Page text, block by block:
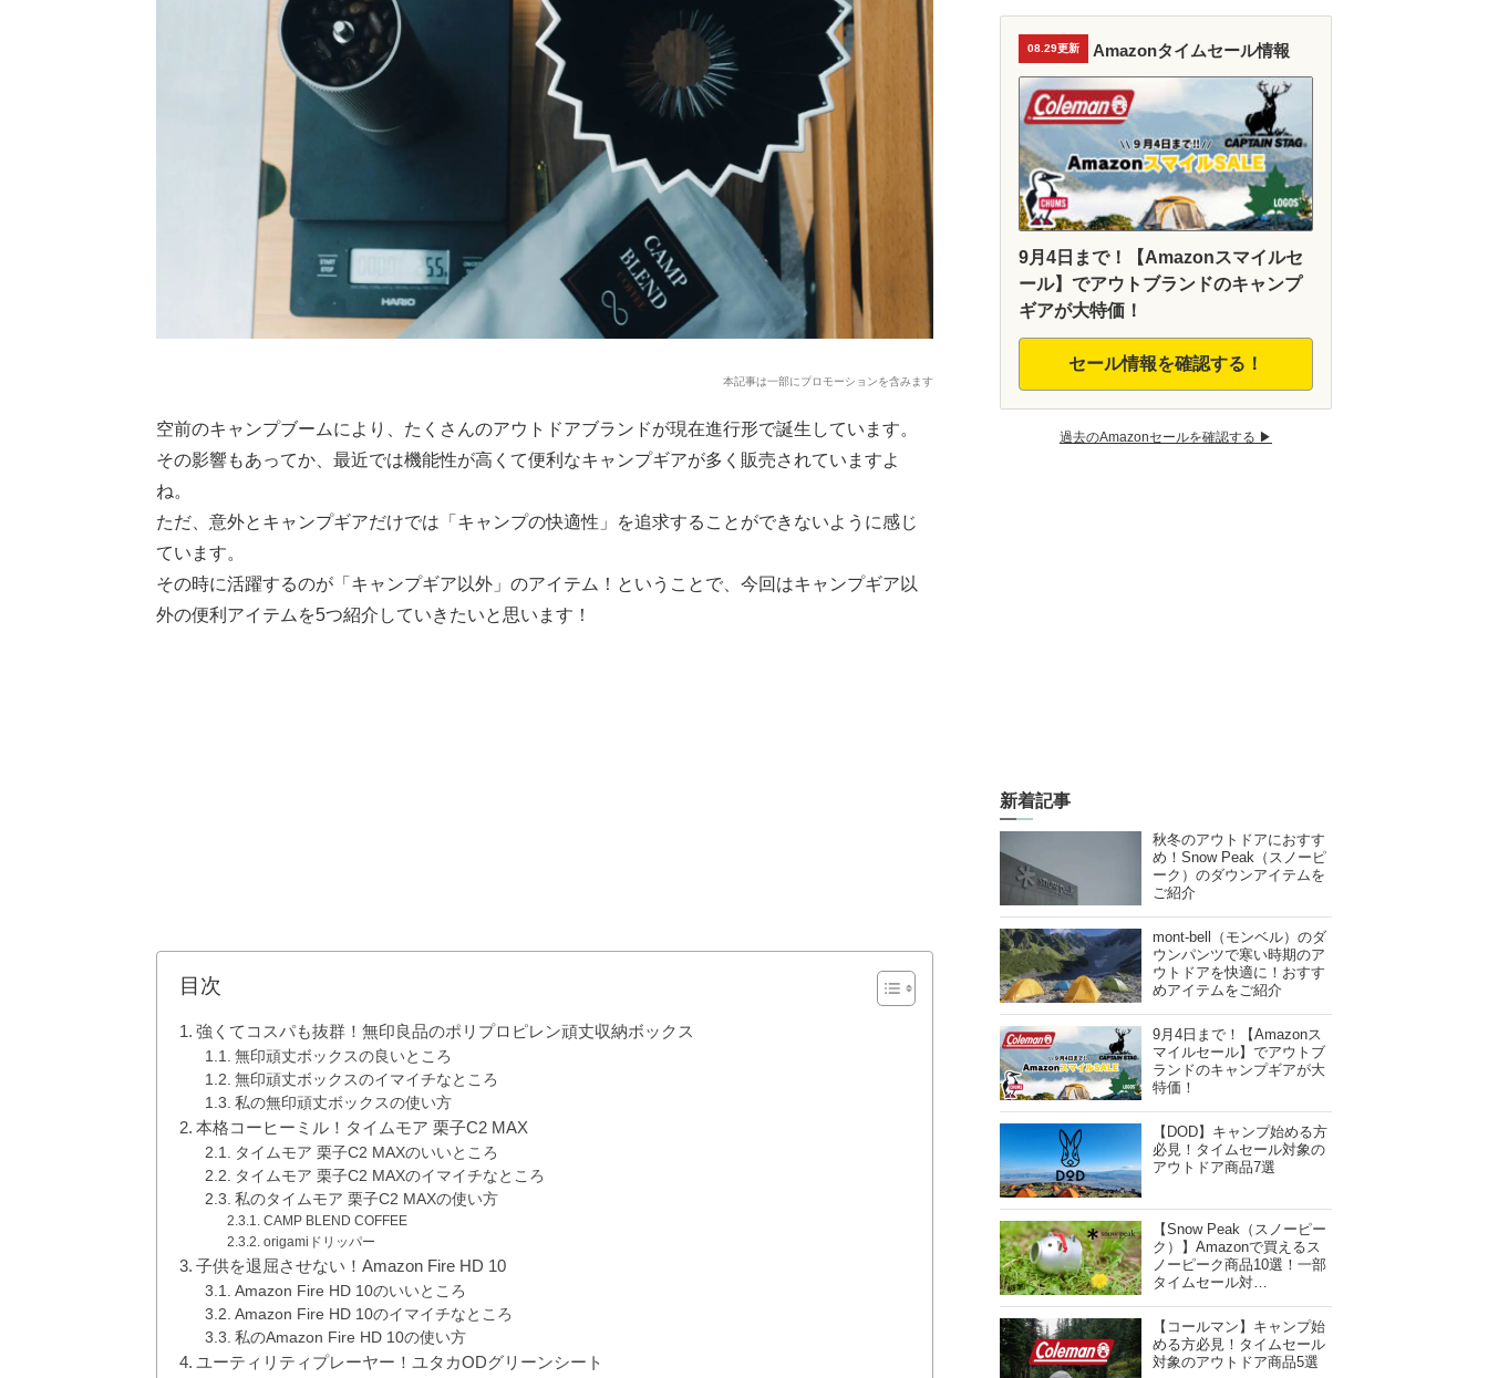
本記事は一部にプロモーションを含みます
空前のキャンプブームにより、たくさんのアウトドアブランドが現在進行形で誕生しています。
その影響もあってか、最近では機能性が高くて便利なキャンプギアが多く販売されていますよ
ね。
ただ、意外とキャンプギアだけでは「キャンプの快適性」を追求することができないように感じ
ています。
その時に活躍するのが「キャンプギア以外」のアイテム！ということで、今回はキャンプギア以
外の便利アイテムを5つ紹介していきたいと思います！
目次
強くてコスパも抜群！無印良品のポリプロピレン頑丈収納ボックス
無印頑丈ボックスの良いところ
無印頑丈ボックスのイマイチなところ
私の無印頑丈ボックスの使い方
本格コーヒーミル！タイムモア 栗子C2 MAX
タイムモア 栗子C2 MAXのいいところ
タイムモア 栗子C2 MAXのイマイチなところ
私のタイムモア 栗子C2 MAXの使い方
CAMP BLEND COFFEE
origamiドリッパー
子供を退屈させない！Amazon Fire HD 10
Amazon Fire HD 10のいいところ
Amazon Fire HD 10のイマイチなところ
私のAmazon Fire HD 10の使い方
ユーティリティプレーヤー！ユタカODグリーンシート
08.29更新 Amazonタイムセール情報
9月4日まで！【Amazonスマイルセ
ール】でアウトブランドのキャンプ
ギアが大特価！
セール情報を確認する！
過去のAmazonセールを確認する ▶︎
新着記事
秋冬のアウトドアにおすす
め！Snow Peak（スノーピ
ーク）のダウンアイテムを
ご紹介
mont-bell（モンベル）のダ
ウンパンツで寒い時期のア
ウトドアを快適に！おすす
めアイテムをご紹介
9月4日まで！【Amazonス
マイルセール】でアウトブ
ランドのキャンプギアが大
特価！
【DOD】キャンプ始める方
必見！タイムセール対象の
アウトドア商品7選
【Snow Peak（スノーピー
ク）】Amazonで買えるス
ノーピーク商品10選！一部
タイムセール対…
【コールマン】キャンプ始
める方必見！タイムセール
対象のアウトドア商品5選